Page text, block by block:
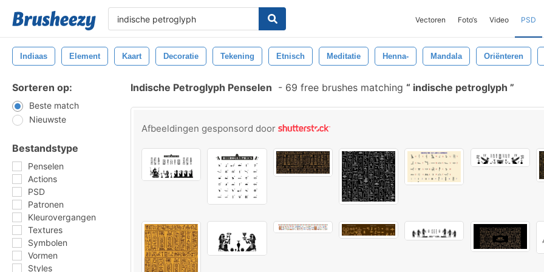
Vectoren Foto‘s Video PSD
Indiaas Element Kaart Decoratie Tekening Etnisch Meditatie Henna- Mandala Oriënteren
Sorteren op:
Beste match
Nieuwste
Bestandstype
Penselen
Actions
PSD
Patronen
Kleurovergangen
Textures
Symbolen
Vormen
Styles
Indische Petroglyph Penselen - 69 free brushes matching indische petroglyph
Afbeeldingen gesponsord door